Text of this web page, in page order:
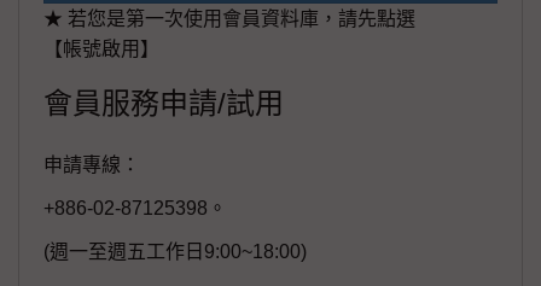
★ 若您是第一次使用會員資料庫，請先點選
【帳號啟用】
會員服務申請/試用
申請專線：
+886-02-87125398。
(週一至週五工作日9:00~18:00)